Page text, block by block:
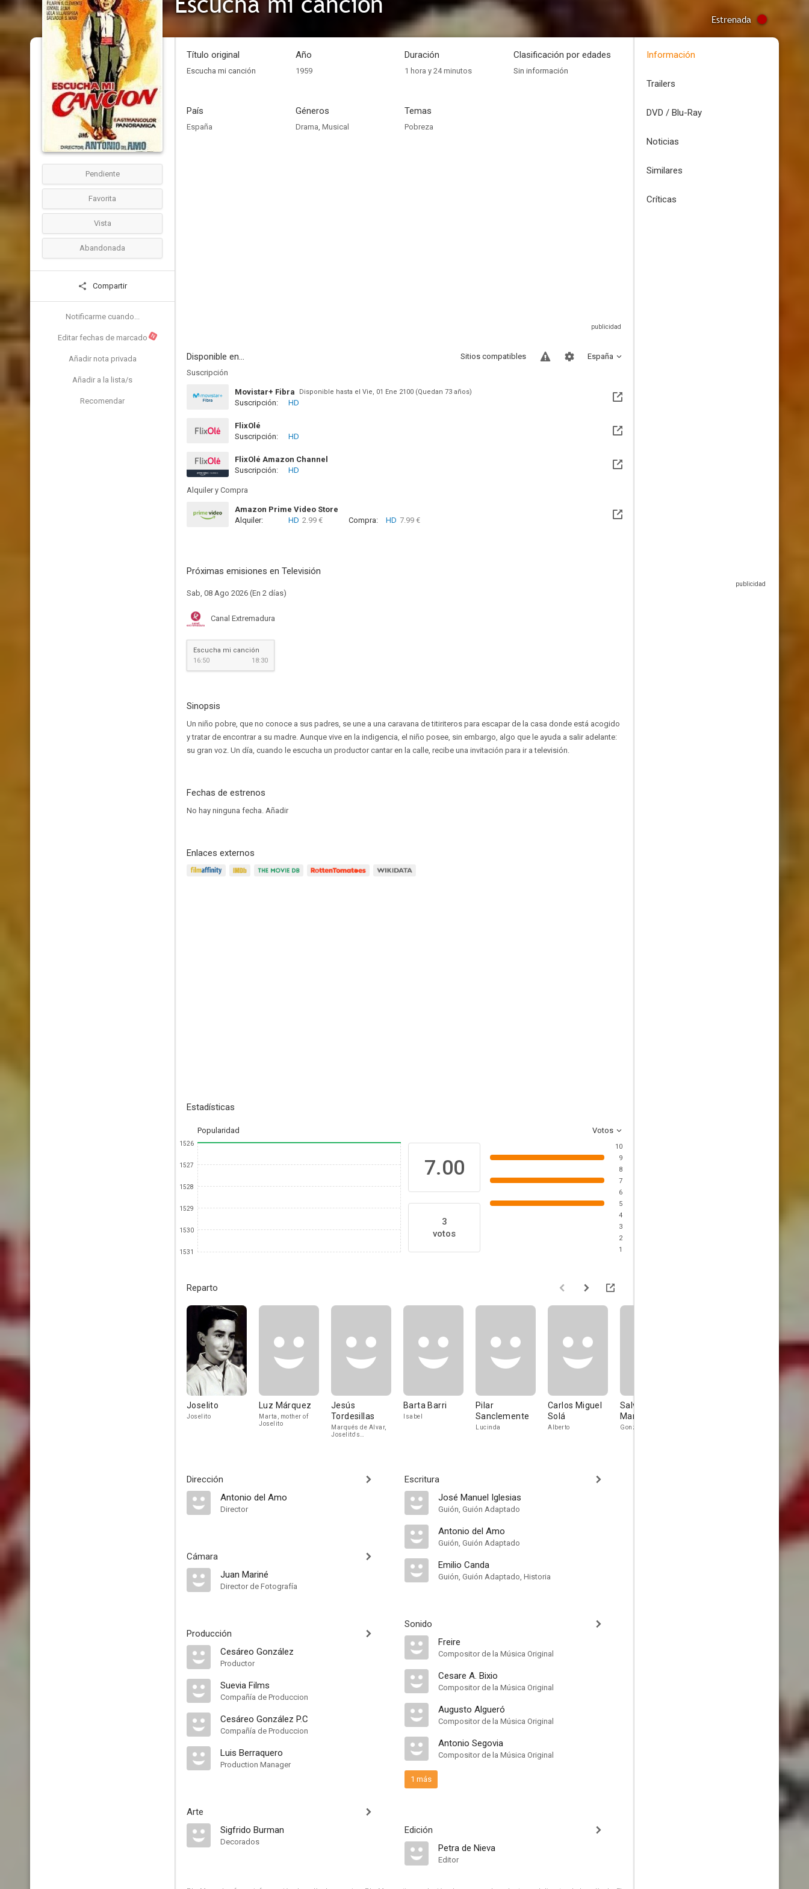
Estrenada
Pendiente
Favorita
Vista
Abandonada
Compartir
Notificarme cuando...
Editar fechas de marcado N
Añadir nota privada
Añadir a la lista/s
Recomendar
Título original
Escucha mi canción
Año
1959
Duración
1 hora y 24 minutos
Clasificación por edades
Sin información
País
España
Géneros
Drama, Musical
Temas
Pobreza
Disponible en... España
Sitios compatibles
Suscripción
Movistar+ Fibra Disponible hasta el Vie, 01 Ene 2100 (Quedan 73 años)
Suscripción: HD
FlixOlé
Suscripción:
HD
FlixOlé Amazon Channel
Suscripción:
HD
Alquiler y Compra
Amazon Prime Video Store
Alquiler:
HD 2.99 € Compra: HD 7.99 €
Próximas emisiones en Televisión
Sab, 08 Ago 2026 (En 2 días)
Canal Extremadura
Escucha mi canción
16:50
18:30
Sinopsis
Un niño pobre, que no conoce a sus padres, se une a una caravana de titiriteros para escapar de la casa donde está acogido
y tratar de encontrar a su madre. Aunque vive en la indigencia, el niño posee, sin embargo, algo que le ayuda a salir adelante:
su gran voz. Un día, cuando le escucha un productor cantar en la calle, recibe una invitación para ir a televisión.
Fechas de estrenos
No hay ninguna fecha. Añadir
Enlaces externos
Estadísticas
Popularidad Votos
1526
1527
1528
1529
1530
1531
7.00
3
votos
10
9
8
7
6
5
4
3
2
1
Reparto
Joselito
Joselito
Luz Márquez
Marta, mother of
Joselito
Jesús
Tordesillas
Marqués de Alvar,
Joselito's
Barta Barri
Isabel
Pilar
Sanclemente
Lucinda
Carlos Miguel
Solá
Alberto
Salvador Soler
Marí
Gonzales
Dirección
Antonio del Amo
Director
Cámara
Juan Mariné
Director de Fotografía
Producción
Cesáreo González
Productor
Suevia Films
Compañía de Produccion
Cesáreo González P.C
Compañía de Produccion
Luis Berraquero
Production Manager
Arte
Sigfrido Burman
Decorados
Escritura
José Manuel Iglesias
Guión, Guión Adaptado
Antonio del Amo
Guión, Guión Adaptado
Emilio Canda
Guión, Guión Adaptado, Historia
Sonido
Freire
Compositor de la Música Original
Cesare A. Bixio
Compositor de la Música Original
Augusto Algueró
Compositor de la Música Original
Antonio Segovia
Compositor de la Música Original
1 más
Edición
Petra de Nieva
Editor
Información
Trailers
DVD / Blu-Ray
Noticias
Similares
Críticas